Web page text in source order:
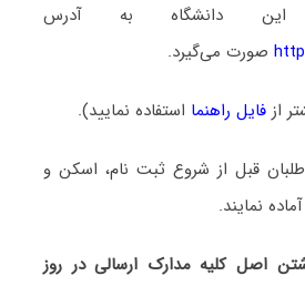
این دانشگاه به آدرس
صورت می‌گیرد.
از فایل راهنما استفاده نمایید).
قبل از شروع ثبت نام، اسکن و
نمایند.
داشتن اصل کلیه مدارک ارسالی در روز